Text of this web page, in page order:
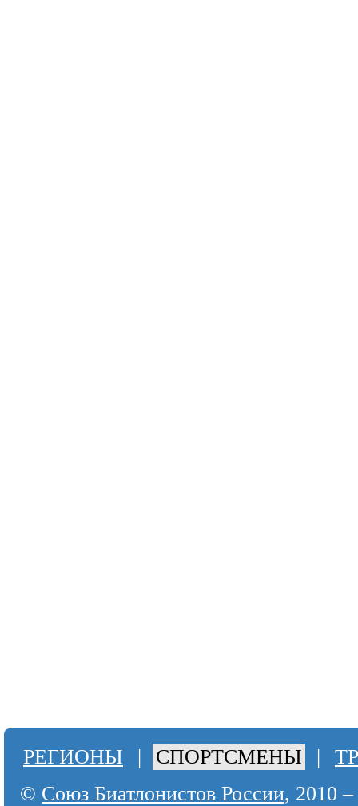
РЕГИОНЫ | СПОРТСМЕНЫ |
© Союз Биатлонистов России, 2010